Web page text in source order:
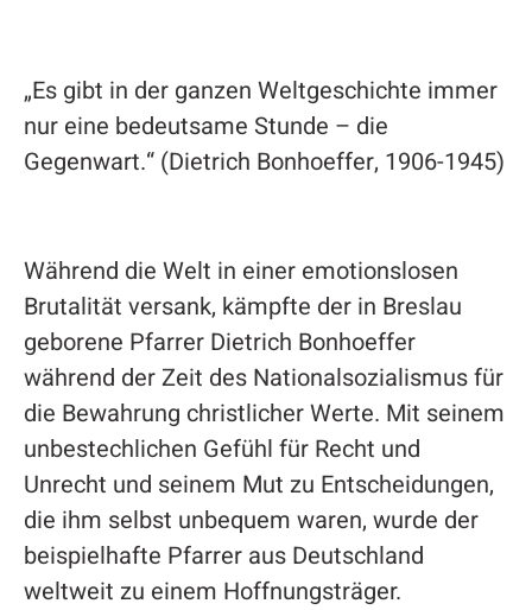
„Es gibt in der ganzen Weltgeschichte immer
nur eine bedeutsame Stunde – die
Gegenwart.“ (Dietrich Bonhoeffer, 1906-1945)
Während die Welt in einer emotionslosen
Brutalität versank, kämpfte der in Breslau
geborene Pfarrer Dietrich Bonhoeffer
während der Zeit des Nationalsozialismus für
die Bewahrung christlicher Werte. Mit seinem
unbestechlichen Gefühl für Recht und
Unrecht und seinem Mut zu Entscheidungen,
die ihm selbst unbequem waren, wurde der
beispielhafte Pfarrer aus Deutschland
weltweit zu einem Hoffnungsträger.